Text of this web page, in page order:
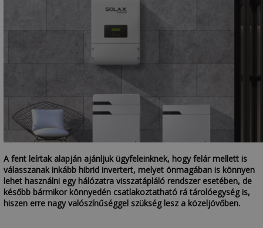
A fent leírtak alapján ajánljuk ügyfeleinknek, hogy felár mellett is
válasszanak inkább hibrid invertert, melyet önmagában is könnyen
lehet használni egy hálózatra visszatápláló rendszer esetében, de
később bármikor könnyedén csatlakoztatható rá tárolóegység is,
hiszen erre nagy valószínűséggel szükség lesz a közeljövőben.